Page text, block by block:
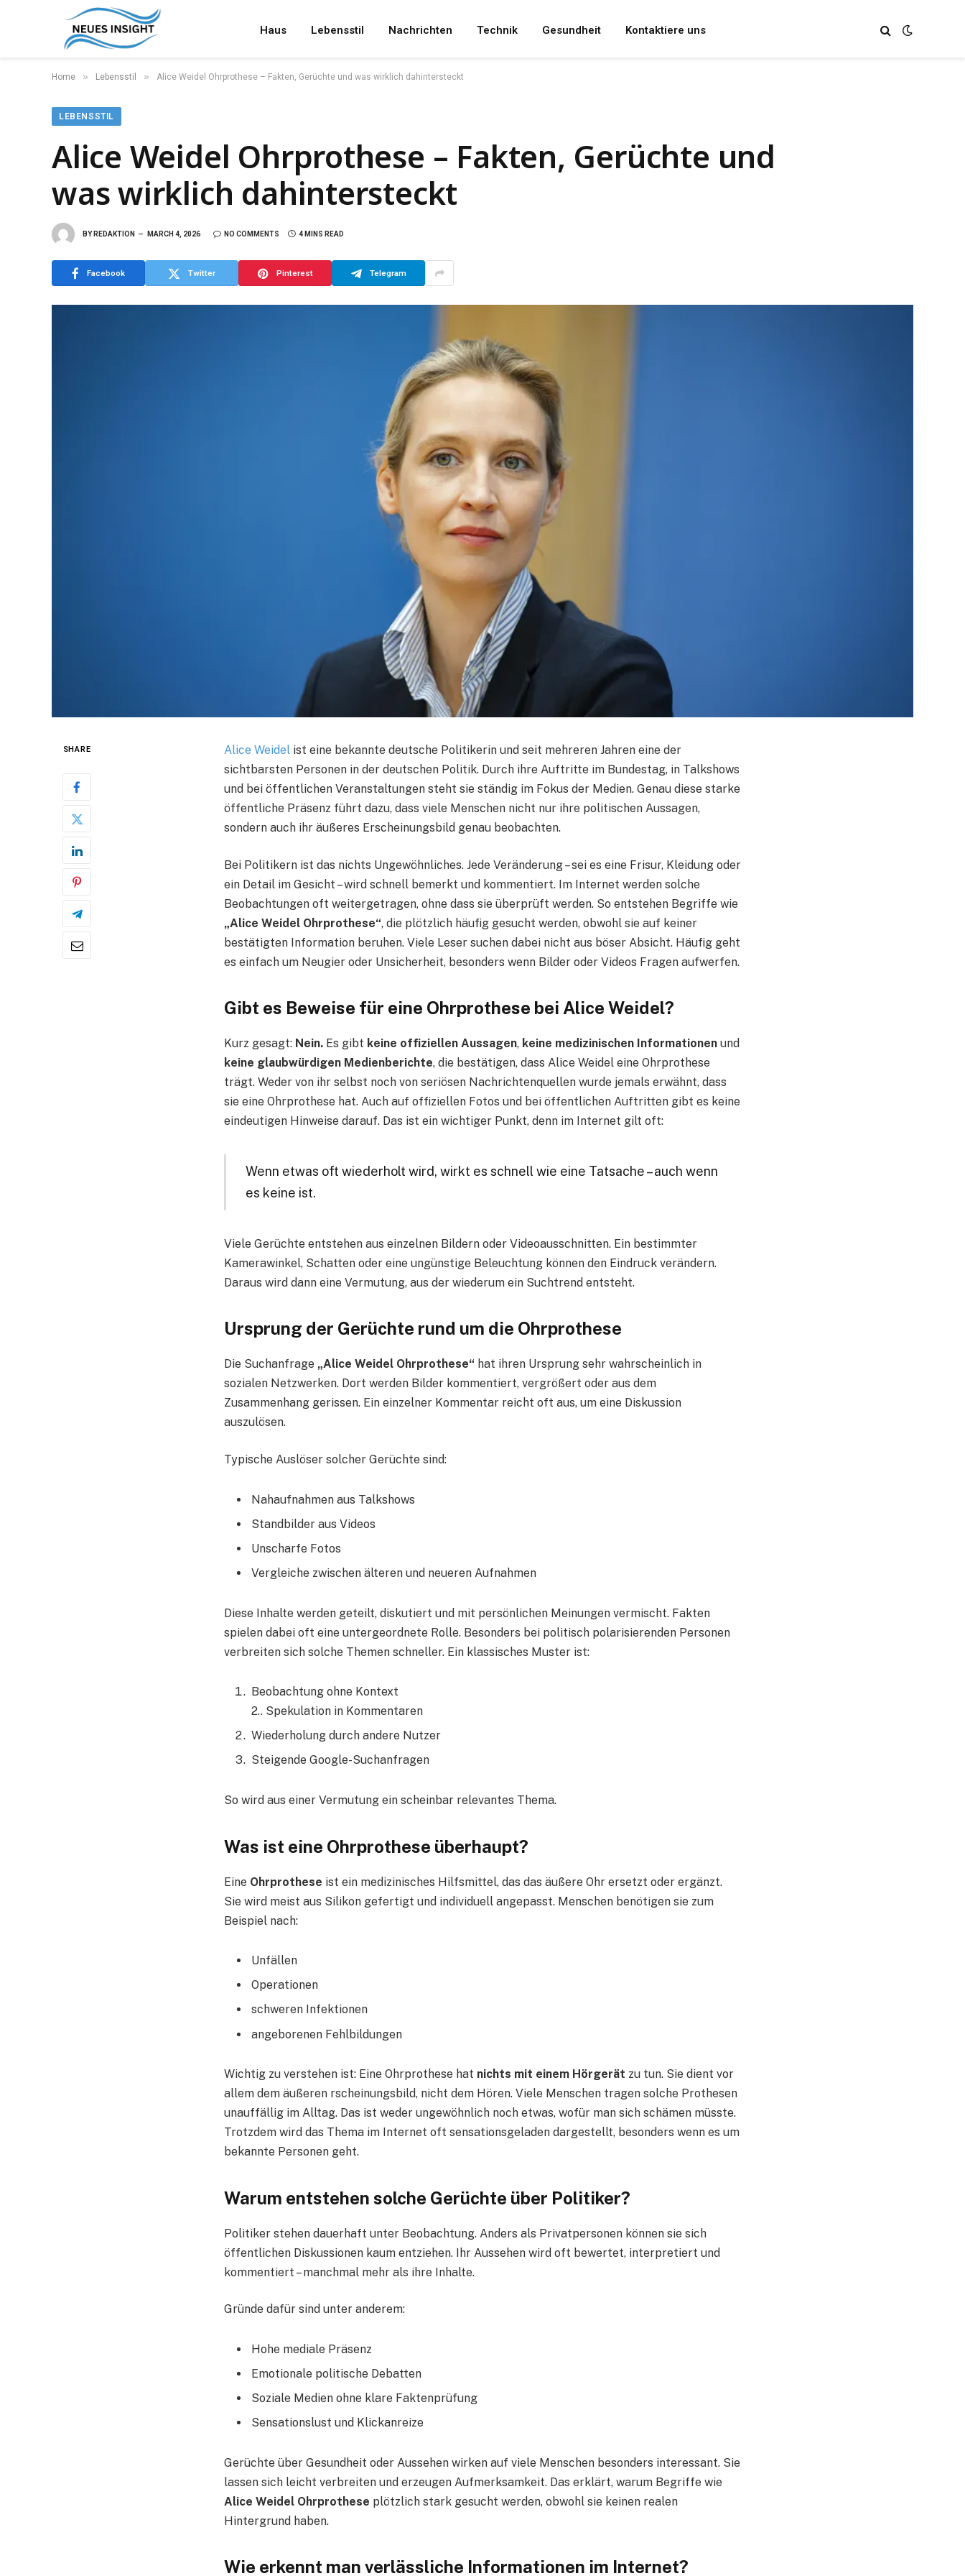
Haus Lebensstil Nachrichten Technik Gesundheit Kontaktiere uns
Home » Lebensstil » Alice Weidel Ohrprothese – Fakten, Gerüchte und was wirklich dahintersteckt
LEBENSSTIL
Alice Weidel Ohrprothese – Fakten, Gerüchte und
was wirklich dahintersteckt
BY REDAKTION MARCH 4, 2026 NO COMMENTS 4 MINS READ
Facebook Twitter Pinterest Telegram
SHARE Alice Weidel ist eine bekannte deutsche Politikerin und seit mehreren Jahren eine der
sichtbarsten Personen in der deutschen Politik. Durch ihre Auftritte im Bundestag, in Talkshows
und bei öffentlichen Veranstaltungen steht sie ständig im Fokus der Medien. Genau diese starke
öffentliche Präsenz führt dazu, dass viele Menschen nicht nur ihre politischen Aussagen,
sondern auch ihr äußeres Erscheinungsbild genau beobachten.
Bei Politikern ist das nichts Ungewöhnliches. Jede Veränderung – sei es eine Frisur, Kleidung oder
ein Detail im Gesicht – wird schnell bemerkt und kommentiert. Im Internet werden solche
Beobachtungen oft weitergetragen, ohne dass sie überprüft werden. So entstehen Begriffe wie
„Alice Weidel Ohrprothese“, die plötzlich häufig gesucht werden, obwohl sie auf keiner
bestätigten Information beruhen. Viele Leser suchen dabei nicht aus böser Absicht. Häufig geht
es einfach um Neugier oder Unsicherheit, besonders wenn Bilder oder Videos Fragen aufwerfen.
Gibt es Beweise für eine Ohrprothese bei Alice Weidel?
Kurz gesagt: Nein. Es gibt keine offiziellen Aussagen, keine medizinischen Informationen und
keine glaubwürdigen Medienberichte, die bestätigen, dass Alice Weidel eine Ohrprothese
trägt. Weder von ihr selbst noch von seriösen Nachrichtenquellen wurde jemals erwähnt, dass
sie eine Ohrprothese hat. Auch auf offiziellen Fotos und bei öffentlichen Auftritten gibt es keine
eindeutigen Hinweise darauf. Das ist ein wichtiger Punkt, denn im Internet gilt oft:
Wenn etwas oft wiederholt wird, wirkt es schnell wie eine Tatsache – auch wenn
es keine ist.
Viele Gerüchte entstehen aus einzelnen Bildern oder Videoausschnitten. Ein bestimmter
Kamerawinkel, Schatten oder eine ungünstige Beleuchtung können den Eindruck verändern.
Daraus wird dann eine Vermutung, aus der wiederum ein Suchtrend entsteht.
Ursprung der Gerüchte rund um die Ohrprothese
Die Suchanfrage „Alice Weidel Ohrprothese“ hat ihren Ursprung sehr wahrscheinlich in
sozialen Netzwerken. Dort werden Bilder kommentiert, vergrößert oder aus dem
Zusammenhang gerissen. Ein einzelner Kommentar reicht oft aus, um eine Diskussion
auszulösen.
Typische Auslöser solcher Gerüchte sind:
Nahaufnahmen aus Talkshows
Standbilder aus Videos
Unscharfe Fotos
Vergleiche zwischen älteren und neueren Aufnahmen
Diese Inhalte werden geteilt, diskutiert und mit persönlichen Meinungen vermischt. Fakten
spielen dabei oft eine untergeordnete Rolle. Besonders bei politisch polarisierenden Personen
verbreiten sich solche Themen schneller. Ein klassisches Muster ist:
Beobachtung ohne Kontext
2.. Spekulation in Kommentaren
Wiederholung durch andere Nutzer
Steigende Google-Suchanfragen
So wird aus einer Vermutung ein scheinbar relevantes Thema.
Was ist eine Ohrprothese überhaupt?
Eine Ohrprothese ist ein medizinisches Hilfsmittel, das das äußere Ohr ersetzt oder ergänzt.
Sie wird meist aus Silikon gefertigt und individuell angepasst. Menschen benötigen sie zum
Beispiel nach:
Unfällen
Operationen
schweren Infektionen
angeborenen Fehlbildungen
Wichtig zu verstehen ist: Eine Ohrprothese hat nichts mit einem Hörgerät zu tun. Sie dient vor
allem dem äußeren rscheinungsbild, nicht dem Hören. Viele Menschen tragen solche Prothesen
unauffällig im Alltag. Das ist weder ungewöhnlich noch etwas, wofür man sich schämen müsste.
Trotzdem wird das Thema im Internet oft sensationsgeladen dargestellt, besonders wenn es um
bekannte Personen geht.
Warum entstehen solche Gerüchte über Politiker?
Politiker stehen dauerhaft unter Beobachtung. Anders als Privatpersonen können sie sich
öffentlichen Diskussionen kaum entziehen. Ihr Aussehen wird oft bewertet, interpretiert und
kommentiert – manchmal mehr als ihre Inhalte.
Gründe dafür sind unter anderem:
Hohe mediale Präsenz
Emotionale politische Debatten
Soziale Medien ohne klare Faktenprüfung
Sensationslust und Klickanreize
Gerüchte über Gesundheit oder Aussehen wirken auf viele Menschen besonders interessant. Sie
lassen sich leicht verbreiten und erzeugen Aufmerksamkeit. Das erklärt, warum Begriffe wie
Alice Weidel Ohrprothese plötzlich stark gesucht werden, obwohl sie keinen realen
Hintergrund haben.
Wie erkennt man verlässliche Informationen im Internet?